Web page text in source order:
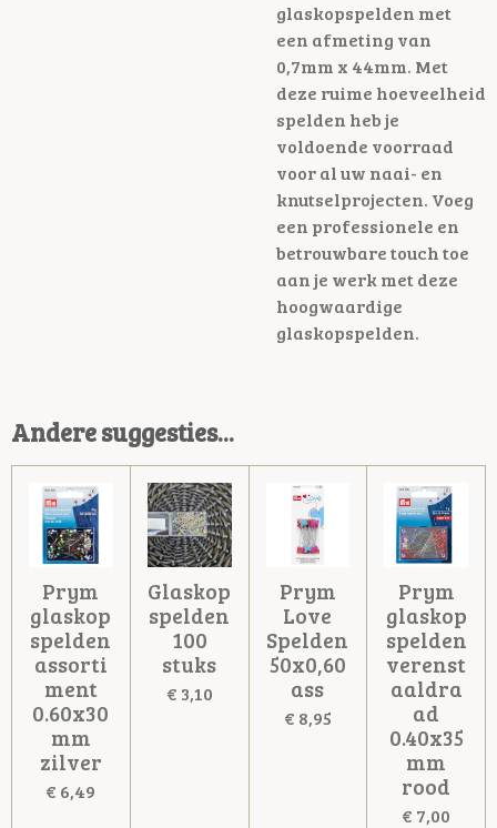
glaskopspelden met
een afmeting van
0,7mm x 44mm. Met
deze ruime hoeveelheid
spelden heb je
voldoende voorraad
voor al uw naai- en
knutselprojecten. Voeg
een professionele en
betrouwbare touch toe
aan je werk met deze
hoogwaardige
glaskopspelden.
Andere suggesties...
Prym
glaskop
spelden
assorti
ment
0.60x30
mm
zilver
€ 6,49
Glaskop
spelden
100
stuks
€ 3,10
Prym
Love
Spelden
50x0,60
ass
€ 8,95
Prym
glaskop
spelden
verenst
aaldra
ad
0.40x35
mm
rood
€ 7,00